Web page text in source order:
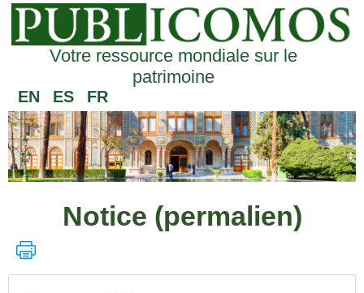
Votre ressource mondiale sur le
patrimoine
EN ES FR
Notice (permalien)